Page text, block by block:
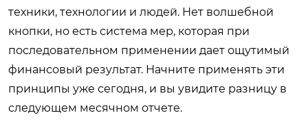
техники, технологии и людей. Нет волшебной
кнопки, но есть система мер, которая при
последовательном применении дает ощутимый
финансовый результат. Начните применять эти
принципы уже сегодня, и вы увидите разницу в
следующем месячном отчете.